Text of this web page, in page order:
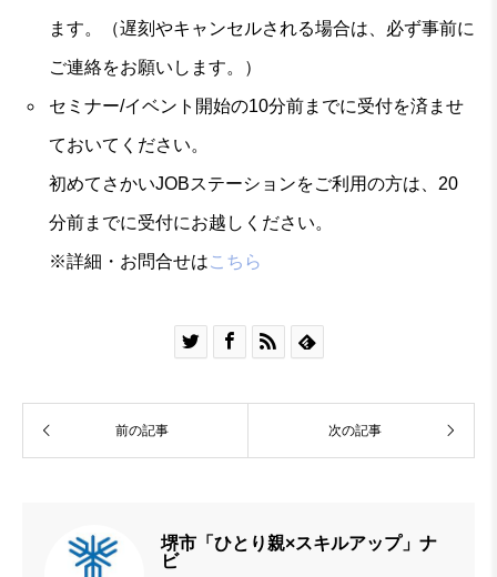
ます。（遅刻やキャンセルされる場合は、必ず事前に
ご連絡をお願いします。）
セミナー/イベント開始の10分前までに受付を済ませ
ておいてください。
初めてさかいJOBステーションをご利用の方は、20
分前までに受付にお越しください。
※詳細・お問合せはこちら
   
前の記事 次の記事
堺市「ひとり親×スキルアップ」ナ
ビ